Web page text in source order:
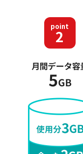
point
2